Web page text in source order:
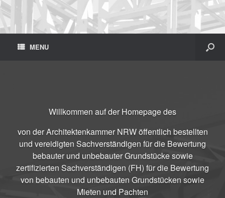
MENU
Willkommen auf der Homepage des
von der Architektenkammer NRW öffentlich bestellten
und vereidigten Sachverständigen für die Bewertung
bebauter und unbebauter Grundstücke sowie
zertifizierten Sachverständigen (FH) für die Bewertung
von bebauten und unbebauten Grundstücken sowie
Mieten und Pachten